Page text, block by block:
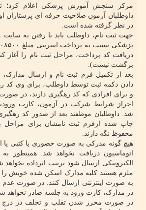
مرکز سنجش آموزش پزشکی اعلام کرد؛
داوطلبان آزمون صلاحیت حرفه ای پرستاران
در نظر گرفته شده است.
جهت ثبت نام، داوطلب باید با رفتن به
دریافت کد پرداخت، مراحل ثبت نام را آغاز
برگشت نیست).
بعد از تکمیل فرم ثبت نام و ارسال مدارک،
دادن دکمه ثبت توسط داوطلب، برای وی کد
و برای افرادی که کد رهگیری دارند، در
احراز شرایط شرکت در آزمون، کارت
شد. داوطلبان موظفند بعد از صدور کد
چاپ شده ازفرم ثبت نامشان برای مراحل
محفوظ نگه دارند.
هیچ گونه مدرکی به صورت حضوری یا کتبی یا
اتوماسیون دریافت نخواهد شد. همینطور
الکترونیکی ارسال شود ترتیب اثرداده نخواهد
ملزم هستند کلیه مدارک اسکن شده خویش را
به صورت اینترنتی ارسال کنند. در صورت
در مدارک، کارت ورود به جلسه صادر نخواهد
در صورت محرز شدن تقلب و تخلف در درج